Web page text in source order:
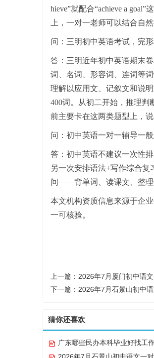
hieve”就配合“achieve a
上，一对一老师可以结合自
问：三明初中英语考试，完
答：三明近年初中英语期末
词、名词、形容词、连词等
理解以应用文、记叙文和说
400词。从初二开始，推理判
前主要卡在这两类题型上，
问：初中英语一对一辅导一
答：初中英语不建议一次性
另一次安排语法+写作综合
间——背单词、读课文、整理
本文机构资质信息来源于企
一可核验。
上一篇： 2026年7月厦门初中语
下一篇： 2026年7月石景山初中
猜你还喜欢
广东哪些民办本科毕业好找工作？2026六